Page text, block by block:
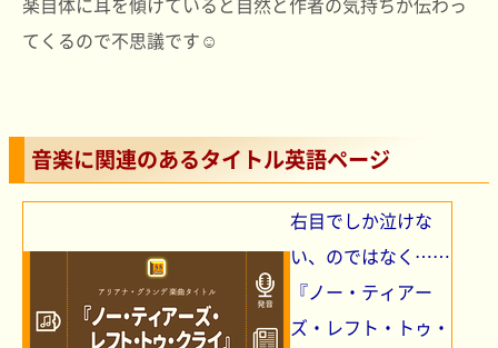
てくるので不思議です☺
音楽に関連のあるタイトル英語ページ
右目でしか泣けな
い、のではなく……
『ノー・ティアー
ズ・レフト・トゥ・